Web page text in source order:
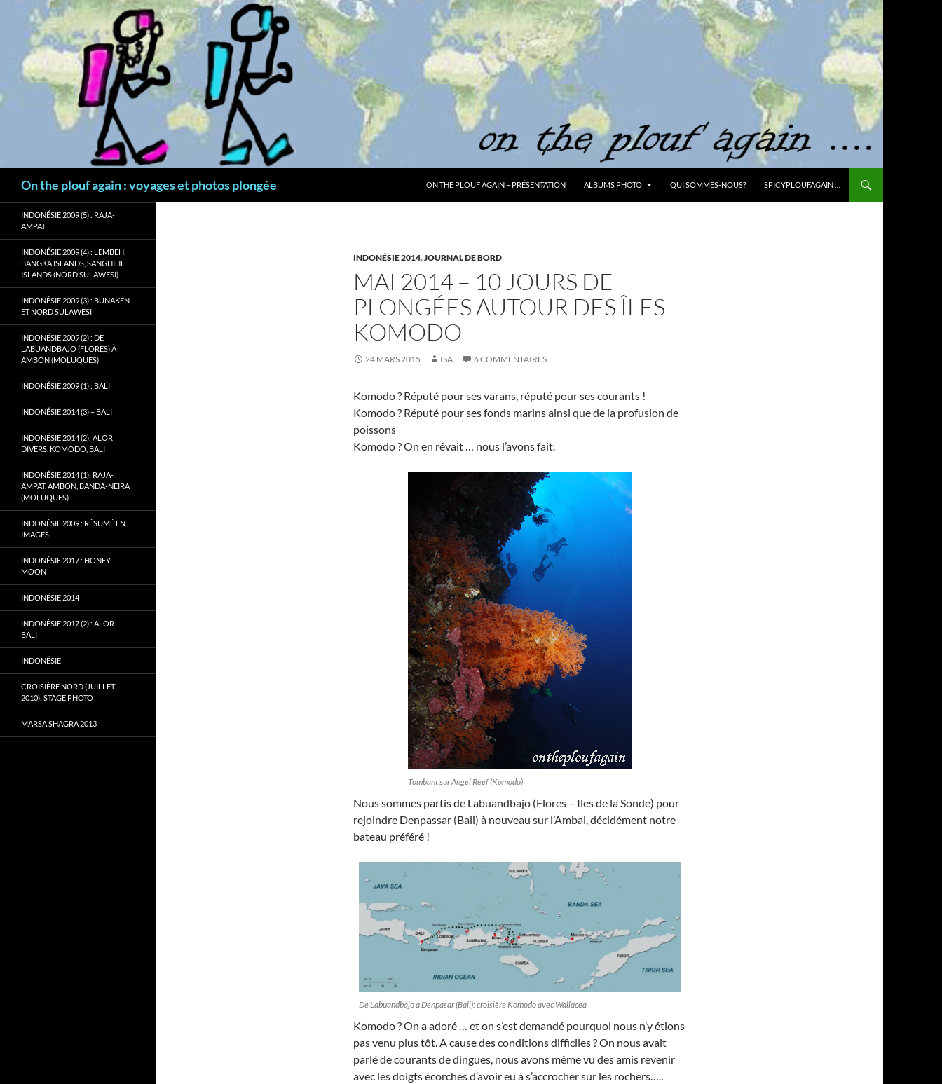
contenu
On the plouf again : voyages et photos plongée ON THE PLOUF AGAIN – PRÉSENTATION ALBUMS PHOTO QUI SOMMES-NOUS? SPICYPLOUFAGAIN …
INDONÉSIE 2014,JOURNAL DE BORD
MAI 2014 – 10 JOURS DE
PLONGÉES AUTOUR DES ÎLES
KOMODO
24 MARS 2015 ISA 6 COMMENTAIRES
Komodo ? Réputé pour ses varans, réputé pour ses courants !
Komodo ? Réputé pour ses fonds marins ainsi que de la profusion de
poissons
Komodo ? On en rêvait … nous l’avons fait.
Tombant sur Angel Reef (Komodo)
Nous sommes partis de Labuandbajo (Flores – Iles de la Sonde) pour
rejoindre Denpassar (Bali) à nouveau sur l’Ambai, décidément notre
bateau préféré !
De Labuandbajo à Denpasar (Bali): croisière Komodo avec Wallacea
Komodo ? On a adoré … et on s’est demandé pourquoi nous n’y étions
pas venu plus tôt. A cause des conditions difficiles ? On nous avait
parlé de courants de dingues, nous avons même vu des amis revenir
avec les doigts écorchés d’avoir eu à s’accrocher sur les rochers…..
INDONÉSIE 2009 (5) : RAJA-
AMPAT
INDONÉSIE 2009 (4) : LEMBEH,
BANGKA ISLANDS, SANGHIHE
ISLANDS (NORD SULAWESI)
INDONÉSIE 2009 (3) : BUNAKEN
ET NORD SULAWESI
INDONÉSIE 2009 (2) : DE
LABUANDBAJO (FLORES) À
AMBON (MOLUQUES)
INDONÉSIE 2009 (1) : BALI
INDONÉSIE 2014 (3) – BALI
INDONÉSIE 2014 (2): ALOR
DIVERS, KOMODO, BALI
INDONÉSIE 2014 (1): RAJA-
AMPAT, AMBON, BANDA-NEIRA
(MOLUQUES)
INDONÉSIE 2009 : RÉSUMÉ EN
IMAGES
INDONÉSIE 2017 : HONEY
MOON
INDONÉSIE 2014
INDONÉSIE 2017 (2) : ALOR –
BALI
INDONÉSIE
CROISIÈRE NORD (JUILLET
2010): STAGE PHOTO
MARSA SHAGRA 2013